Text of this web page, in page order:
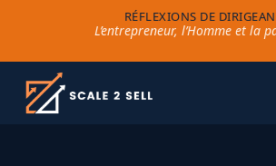
RÉFLEXIONS DE
L’entrepreneur, l’Homme et la